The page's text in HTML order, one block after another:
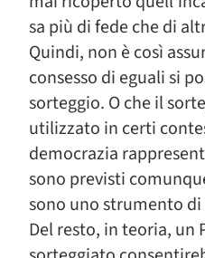
sa più di fede che di
Quindi, non è così
consesso di eguali si
sorteggio. O che il
utilizzato in certi
democrazia
sono previsti
sono uno strumento
Del resto, in teoria, un